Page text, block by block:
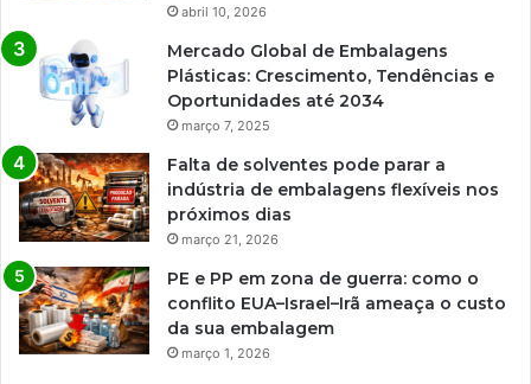
abril 10, 2026
Mercado Global de Embalagens
Plásticas: Crescimento, Tendências e
Oportunidades até 2034
março 7, 2025
Falta de solventes pode parar a
indústria de embalagens flexíveis nos
próximos dias
março 21, 2026
PE e PP em zona de guerra: como o
conflito EUA–Israel–Irã ameaça o custo
da sua embalagem
março 1, 2026